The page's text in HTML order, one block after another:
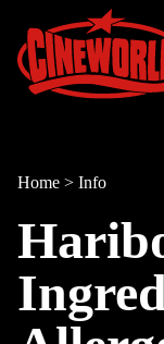
Home > Info